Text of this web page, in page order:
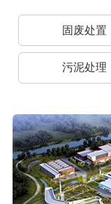
固废处置
污泥处理